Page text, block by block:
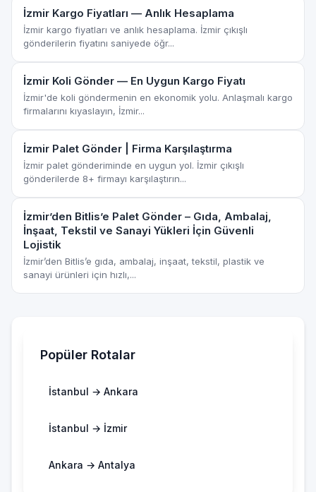
Popüler Rotalar
İstanbul → Ankara
İstanbul → İzmir
Ankara → Antalya
İzmir Kargo Fiyatları — Anlık Hesaplama
İzmir kargo fiyatları ve anlık hesaplama. İzmir çıkışlı
gönderilerin fiyatını saniyede öğr...
İzmir Koli Gönder — En Uygun Kargo Fiyatı
İzmir'de koli göndermenin en ekonomik yolu. Anlaşmalı kargo
firmalarını kıyaslayın, İzmir...
İzmir Palet Gönder | Firma Karşılaştırma
İzmir palet gönderiminde en uygun yol. İzmir çıkışlı
gönderilerde 8+ firmayı karşılaştırın...
İzmir’den Bitlis’e Palet Gönder – Gıda, Ambalaj,
İnşaat, Tekstil ve Sanayi Yükleri İçin Güvenli
Lojistik
İzmir’den Bitlis’e gıda, ambalaj, inşaat, tekstil, plastik ve
sanayi ürünleri için hızlı,...